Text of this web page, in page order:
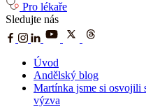
Pro lékaře
Sledujte nás
Úvod
Andělský blog
Martínka jsme si osvojili
výzva